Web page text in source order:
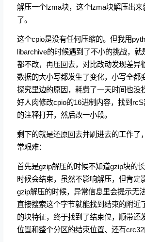
解压一个lzma块，这个lzma块解压出来
了。
这个cpio是没有任何压缩的。但我用
libarchive的时候遇到了不小的挑战，就
都不改，再压回去，对比改动发现差异
数据的大小写都发生了变化，小写全都
探究里边的原因，耗费了一天时间也没
好人肉修改cpio的16进制内容，找到
的注释打开，然后改一小段。
剩下的就是还原回去并刷进去的工作了
常艰难：
首先是gzip解压的时候不知道gzip块的
时候会结束，虽然不影响解压，但肯定
gzip解压的时候，异常信息里会提示无
直接搜索这个字节就能找到结束的附近
的块特征，终于找到了结束位，顺带还
位置和整个分区的结束位置、还有crc32